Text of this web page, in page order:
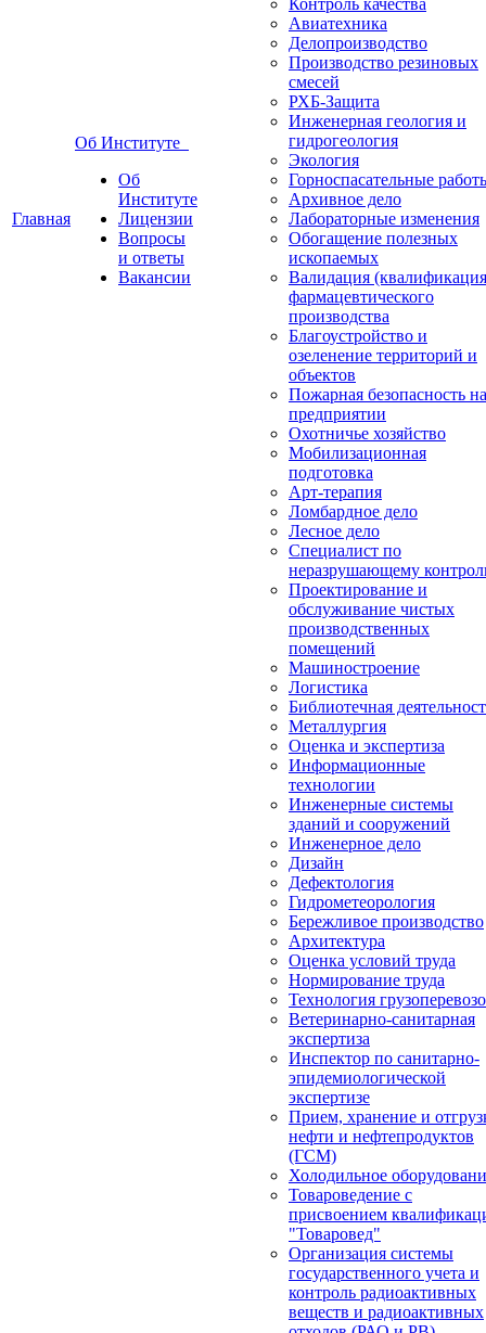
Главная
Об Институте
Об
Институте
Лицензии
Вопросы
и ответы
Вакансии
Контроль качества
Авиатехника
Делопроизводство
Производство резиновых
смесей
РХБ-Защита
Инженерная геология и
гидрогеология
Экология
Горноспасательные
Архивное дело
Лабораторные изменения
Обогащение полезных
ископаемых
Валидация
фармацевтического
производства
Благоустройство и
озеленение территорий и
объектов
Пожарная безопасность на
предприятии
Охотничье хозяйство
Мобилизационная
подготовка
Арт-терапия
Ломбардное дело
Лесное дело
Специалист по
неразрушающему
Проектирование и
обслуживание чистых
производственных
помещений
Машиностроение
Логистика
Библиотечная
Металлургия
Оценка и экспертиза
Информационные
технологии
Инженерные системы
зданий и сооружений
Инженерное дело
Дизайн
Дефектология
Гидрометеорология
Бережливое производство
Архитектура
Оценка условий труда
Нормирование труда
Технология
Ветеринарно-санитарная
экспертиза
Инспектор по санитарно-
эпидемиологической
экспертизе
Прием, хранение и
нефти и нефтепродуктов
(ГСМ)
Холодильное
Товароведение с
присвоением
"Товаровед"
Организация системы
государственного учета и
контроль радиоактивных
веществ и радиоактивных